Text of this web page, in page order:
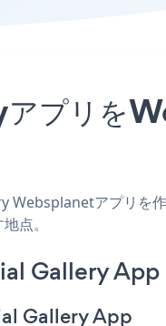
プリを
Websplanetアプリを
点。
Gallery
Gallery App